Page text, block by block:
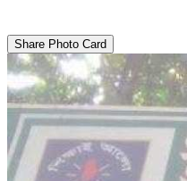
Share Photo Card